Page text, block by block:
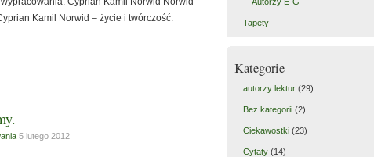
Kamil Norwid – życie i twórczość.
5 lutego 2012
Tapety
Kategorie
autorzy lektur(29)
Bez kategorii(2)
Ciekawostki(23)
Cytaty(14)